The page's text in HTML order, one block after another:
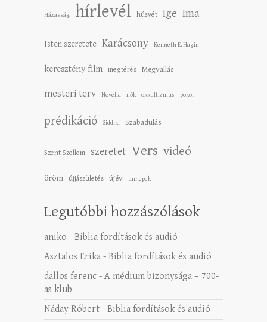
Házasság hírlevél húsvét Ige Ima
Isten szeretete Karácsony Kenneth E. Hagin
keresztény film megtérés Megvallás
mesteri terv Novella nők okkultizmus pokol
prédikáció Siddiki Szabadulás
Szent Szellem szeretet Vers videó
öröm újjászületés újév ünnepek
Legutóbbi hozzászólások
aniko - Biblia fordítások és audió
Asztalos Erika - Biblia fordítások és audió
dallos ferenc - A médium bizonysága – 700-
as klub
Náday Róbert - Biblia fordítások és audió